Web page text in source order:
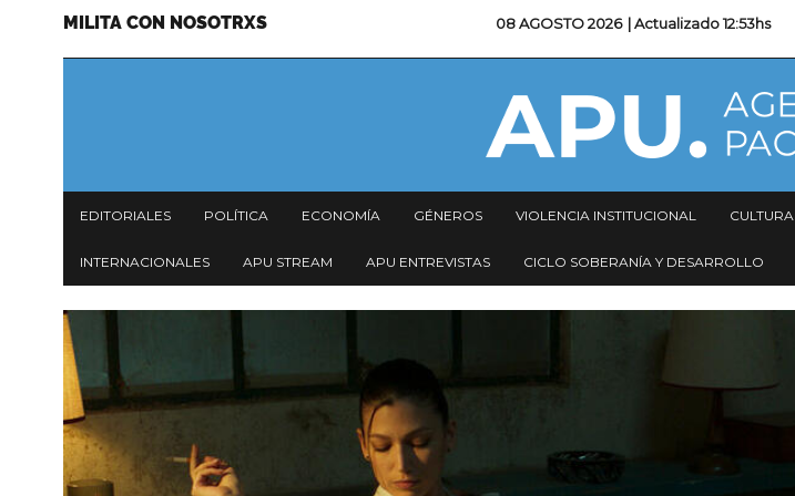
Menu
MILITA CON NOSOTRXS 08 AGOSTO 2026 | Actualizado12:53hs
Navegación
principal
EDITORIALES POLÍTICA ECONOMÍA GÉNEROS VIOLENCIA INSTITUCIONAL CULTURA
INTERNACIONALES APU STREAM APU ENTREVISTAS CICLO SOBERANÍA Y DESARROLLO
Imagen